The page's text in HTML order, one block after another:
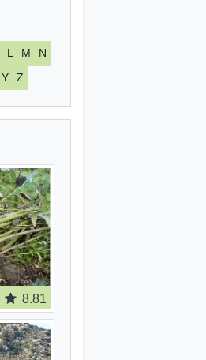
L M
N
Y Z
8.81